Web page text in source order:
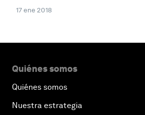
17 ene 2018
Quiénes somos
Quiénes somos
Nuestra estrategia